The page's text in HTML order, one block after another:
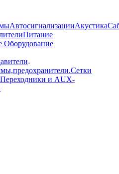
АвтосигнализацииАкустика
Питание
Оборудование
Сетки
Переходники и AUX-